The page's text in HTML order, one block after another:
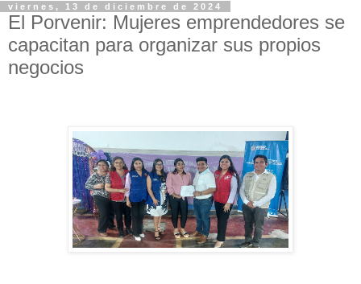
viernes, 13 de diciembre de 2024
El Porvenir: Mujeres emprendedores se
capacitan para organizar sus propios
negocios